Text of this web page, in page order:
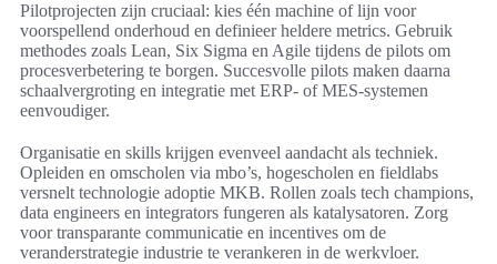
Pilotprojecten zijn cruciaal: kies één machine of lijn voor
voorspellend onderhoud en definieer heldere metrics. Gebruik
methodes zoals Lean, Six Sigma en Agile tijdens de pilots om
procesverbetering te borgen. Succesvolle pilots maken daarna
schaalvergroting en integratie met ERP- of MES-systemen
eenvoudiger.
Organisatie en skills krijgen evenveel aandacht als techniek.
Opleiden en omscholen via mbo’s, hogescholen en fieldlabs
versnelt technologie adoptie MKB. Rollen zoals tech champions,
data engineers en integrators fungeren als katalysatoren. Zorg
voor transparante communicatie en incentives om de
veranderstrategie industrie te verankeren in de werkvloer.